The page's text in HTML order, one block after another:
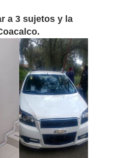
a 3 sujetos y la